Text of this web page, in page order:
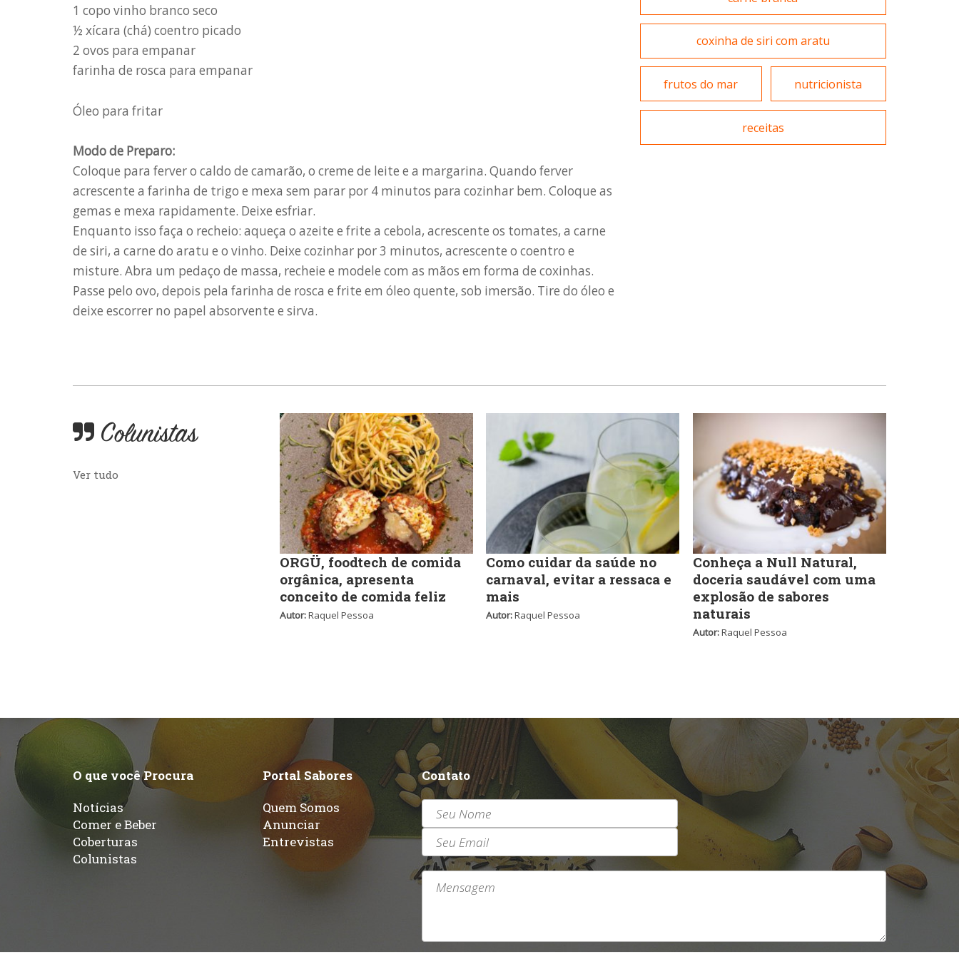
1 copo vinho branco seco
½ xícara (chá) coentro picado
2 ovos para empanar
farinha de rosca para empanar
Óleo para fritar
Modo de Preparo:
Coloque para ferver o caldo de camarão, o creme de leite e a margarina. Quando ferver
acrescente a farinha de trigo e mexa sem parar por 4 minutos para cozinhar bem. Coloque as
gemas e mexa rapidamente. Deixe esfriar.
Enquanto isso faça o recheio: aqueça o azeite e frite a cebola, acrescente os tomates, a carne
de siri, a carne do aratu e o vinho. Deixe cozinhar por 3 minutos, acrescente o coentro e
misture. Abra um pedaço de massa, recheie e modele com as mãos em forma de coxinhas.
Passe pelo ovo, depois pela farinha de rosca e frite em óleo quente, sob imersão. Tire do óleo e
deixe escorrer no papel absorvente e sirva.
Massas
Padarias e Confeitarias
Peixes e Frutos do Mar
Portuguesa
Sobremesas e sorvetes
coxinha de siri com aratu
frutos do mar nutricionista
receitas
Colunistas
Ver tudo
ORGÜ, foodtech de comida
orgânica, apresenta
conceito de comida feliz
Autor:Raquel Pessoa
Como cuidar da saúde no
carnaval, evitar a ressaca e
mais
Autor:Raquel Pessoa
Conheça a Null Natural,
doceria saudável com uma
explosão de sabores
naturais
Autor:Raquel Pessoa
O que você Procura
Notícias
Comer e Beber
Coberturas
Colunistas
Portal Sabores
Quem Somos
Anunciar
Entrevistas
Contato